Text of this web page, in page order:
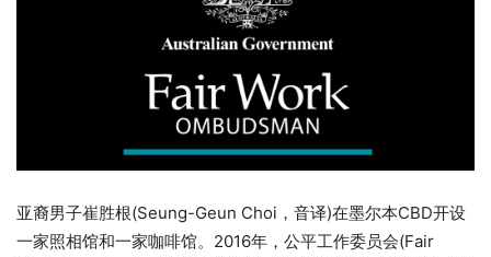
亚裔男子崔胜根(Seung-Geun Choi，音译)在墨尔本CBD开设
一家照相馆和一家咖啡馆。2016年，公平工作委员会(Fair